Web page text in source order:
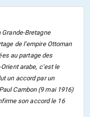
Grande-Bretagne
de l’empire Ottoman
au partage des
arabe, c’est le
un accord par un
Cambon (9 mai 1916)
son accord le 16